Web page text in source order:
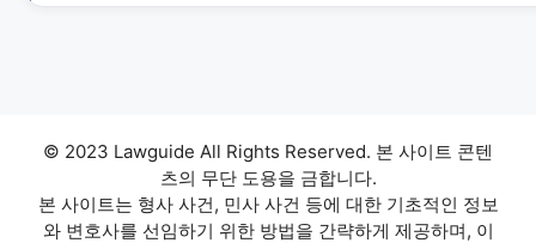
© 2023 Lawguide All Rights Reserved. 본 사이트 콘텐
츠의 무단 도용을 금합니다.
본 사이트는 형사 사건, 민사 사건 등에 대한 기초적인 정보
와 변호사를 선임하기 위한 방법을 간략하게 제공하며, 이